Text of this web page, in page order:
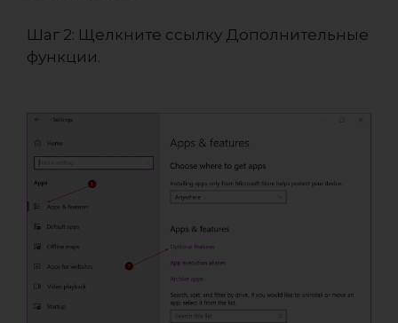
Шаг 2: Щелкните ссылку Дополнительные
функции.